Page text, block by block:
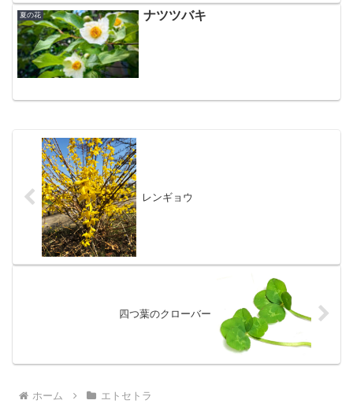
夏の花 ナツツバキ
レンギョウ
四つ葉のクローバー
ホーム エトセトラ